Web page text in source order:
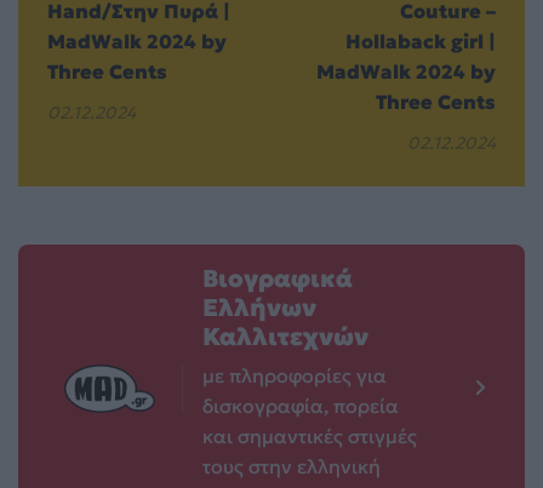
Hand/Στην Πυρά |
MadWalk 2024 by
Three Cents
02.12.2024
Couture –
Hollaback girl |
MadWalk 2024 by
Three Cents
02.12.2024
Βιογραφικά
Ελλήνων
Καλλιτεχνών
με πληροφορίες για
δισκογραφία, πορεία
και σημαντικές στιγμές
τους στην ελληνική